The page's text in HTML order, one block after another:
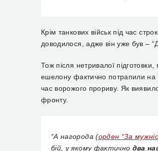
Крім танкових військ під час
доводилося, адже він уже був –
Тож після нетривалої підготовки,
ешелону фактично потрапили на
час ворожого прориву. Як
фронту.
“А нагорода(орден “За
бій, у якому фактично два